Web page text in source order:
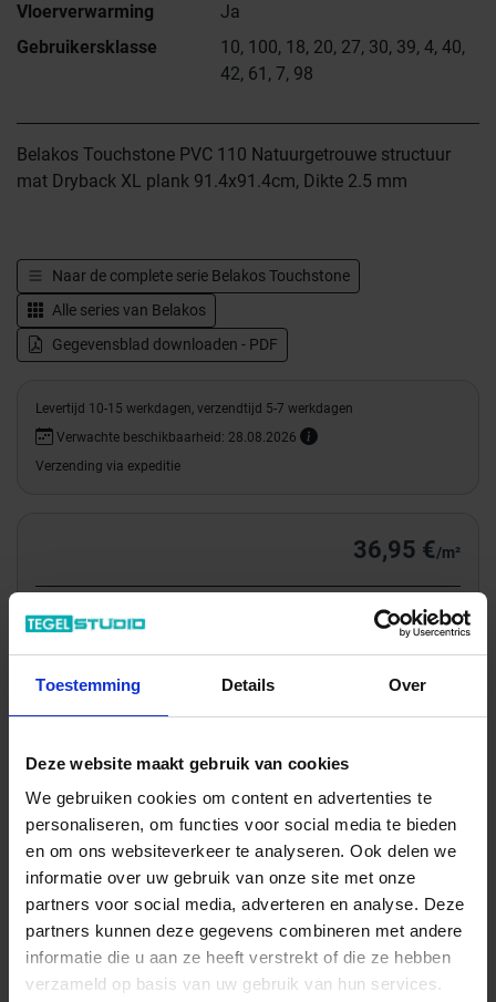
Toestemming Details Over
Deze website maakt gebruik van cookies
We gebruiken cookies om content en advertenties te
personaliseren, om functies voor social media te bieden
en om ons websiteverkeer te analyseren. Ook delen we
informatie over uw gebruik van onze site met onze
partners voor social media, adverteren en analyse. Deze
partners kunnen deze gegevens combineren met andere
informatie die u aan ze heeft verstrekt of die ze hebben
verzameld op basis van uw gebruik van hun services.
Vloerverwarming
Ja
Gebruikersklasse
10, 100, 18, 20, 27, 30, 39, 4, 40,
42, 61, 7, 98
Belakos Touchstone PVC 110 Natuurgetrouwe structuur
mat Dryback XL plank 91.4x91.4cm, Dikte 2.5 mm
Naar de complete serie Belakos Touchstone
Alle series van Belakos
Gegevensblad downloaden - PDF
Levertijd 10-15 werkdagen, verzendtijd 5-7 werkdagen
Verwachte beschikbaarheid: 28.08.2026
Verzending via expeditie
36,95 €/m²
Totale prijs / geleverde hoeveelheid
185,14 €
Wil je graag een afspraak?